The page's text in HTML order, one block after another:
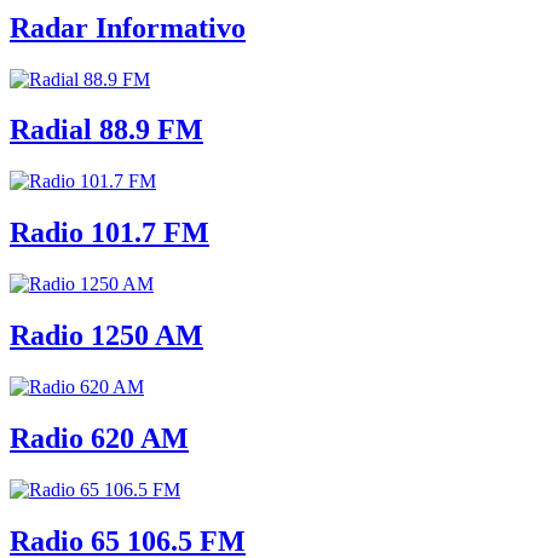
Radar Informativo
Radial 88.9 FM
Radio 101.7 FM
Radio 1250 AM
Radio 620 AM
Radio 65 106.5 FM